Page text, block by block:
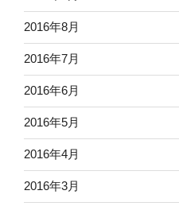
2016年8月
2016年7月
2016年6月
2016年5月
2016年4月
2016年3月